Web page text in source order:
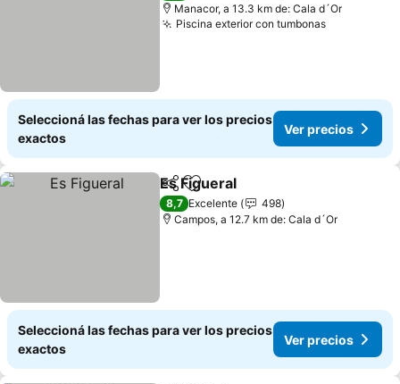
Manacor, a 13.3 km de: Cala d´Or
Piscina exterior con tumbonasVer
Seleccioná las fechas para ver los precios
exactos
Ver precios
CompartirAñadir a favoritos
Es Figueral
8,7 Excelente
498
Campos, a 12.7 km de: Cala d´Or
Seleccioná las fechas para ver los precios
exactos
Ver precios